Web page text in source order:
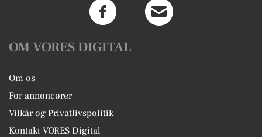
OM VORES DIGITAL
Om os
For annoncører
Vilkår og Privatlivspolitik
Kontakt VORES Digital